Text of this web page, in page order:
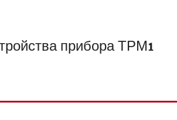
прибора ТРМ1